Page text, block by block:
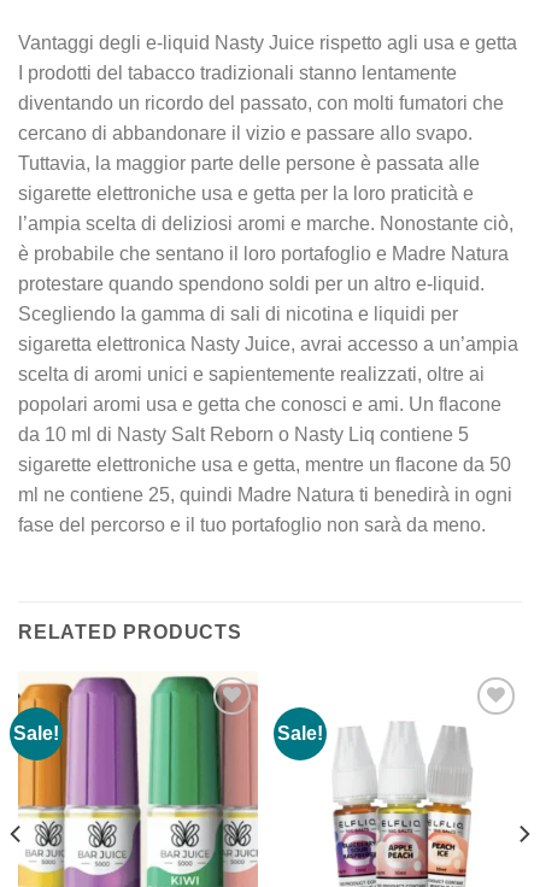
Vantaggi degli e-liquid Nasty Juice rispetto agli usa e getta
I prodotti del tabacco tradizionali stanno lentamente
diventando un ricordo del passato, con molti fumatori che
cercano di abbandonare il vizio e passare allo svapo.
Tuttavia, la maggior parte delle persone è passata alle
sigarette elettroniche usa e getta per la loro praticità e
l’ampia scelta di deliziosi aromi e marche. Nonostante ciò,
è probabile che sentano il loro portafoglio e Madre Natura
protestare quando spendono soldi per un altro e-liquid.
Scegliendo la gamma di sali di nicotina e liquidi per
sigaretta elettronica Nasty Juice, avrai accesso a un’ampia
scelta di aromi unici e sapientemente realizzati, oltre ai
popolari aromi usa e getta che conosci e ami. Un flacone
da 10 ml di Nasty Salt Reborn o Nasty Liq contiene 5
sigarette elettroniche usa e getta, mentre un flacone da 50
ml ne contiene 25, quindi Madre Natura ti benedirà in ogni
fase del percorso e il tuo portafoglio non sarà da meno.
RELATED PRODUCTS
Sale! Sale!